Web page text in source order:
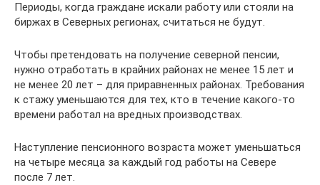
Периоды, когда граждане искали работу или стояли на
биржах в Северных регионах, считаться не будут.
Чтобы претендовать на получение северной пенсии,
нужно отработать в крайних районах не менее 15 лет и
не менее 20 лет – для приравненных районах. Требования
к стажу уменьшаются для тех, кто в течение какого-то
времени работал на вредных производствах.
Наступление пенсионного возраста может уменьшаться
на четыре месяца за каждый год работы на Севере
после 7 лет.